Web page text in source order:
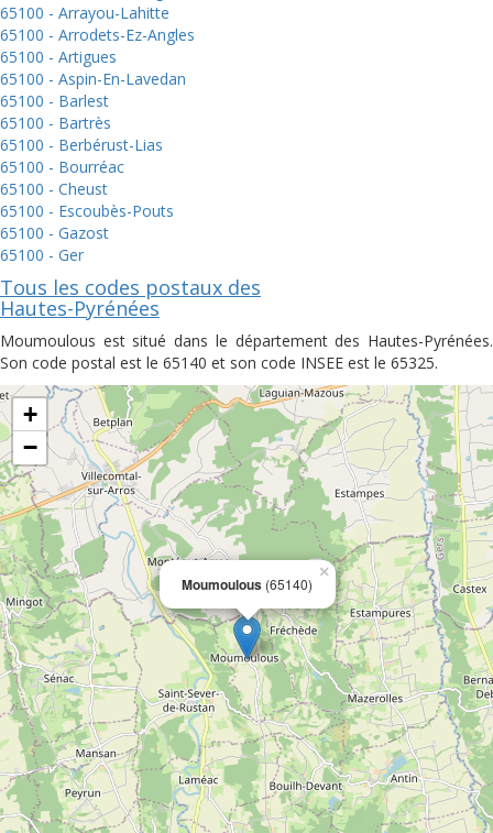
65100 - Arrayou-Lahitte
65100 - Arrodets-Ez-Angles
65100 - Artigues
65100 - Aspin-En-Lavedan
65100 - Barlest
65100 - Bartrès
65100 - Berbérust-Lias
65100 - Bourréac
65100 - Cheust
65100 - Escoubès-Pouts
65100 - Gazost
65100 - Ger
Tous les codes postaux des
Hautes-Pyrénées
Moumoulous est situé dans le département des Hautes-Pyrénées.
Son code postal est le 65140 et son code INSEE est le 65325.
Moumoulous (65140)
×
+
−